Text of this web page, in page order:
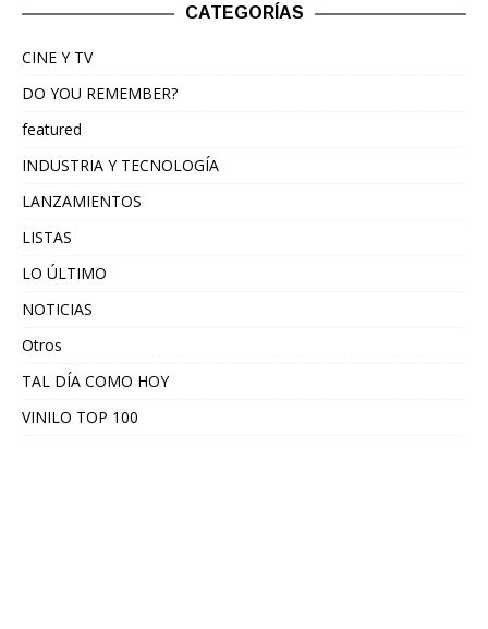
CATEGORÍAS
CINE Y TV
DO YOU REMEMBER?
featured
INDUSTRIA Y TECNOLOGÍA
LANZAMIENTOS
LISTAS
LO ÚLTIMO
NOTICIAS
Otros
TAL DÍA COMO HOY
VINILO TOP 100